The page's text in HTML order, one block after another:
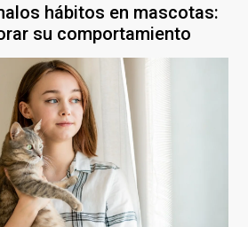
hábitos en mascotas:
su comportamiento